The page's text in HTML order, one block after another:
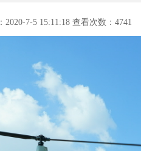
2020-7-5 15:11:18 查看次数：4741